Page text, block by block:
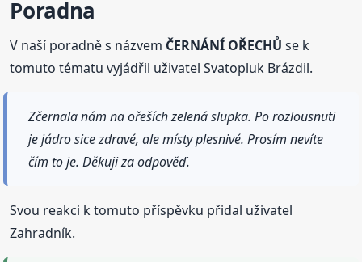
Poradna
V naší poradně s názvem ČERNÁNÍ OŘECHŮ se k
tomuto tématu vyjádřil uživatel Svatopluk Brázdil.
Zčernala nám na ořeších zelená slupka. Po rozlousnuti
je jádro sice zdravé, ale místy plesnivé. Prosím nevíte
čím to je. Děkuji za odpověď.
Svou reakci k tomuto příspěvku přidal uživatel
Zahradník.